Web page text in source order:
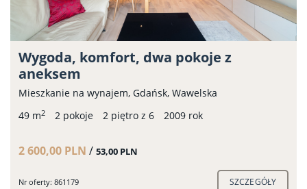
Wygoda, komfort, dwa pokoje z
aneksem
Mieszkanie na wynajem, Gdańsk, Wawelska
49 m2 2 pokoje 2 piętro z 6 2009 rok
2 600,00 PLN / 53,00 PLN
Nr oferty: 861179 SZCZEGÓŁY